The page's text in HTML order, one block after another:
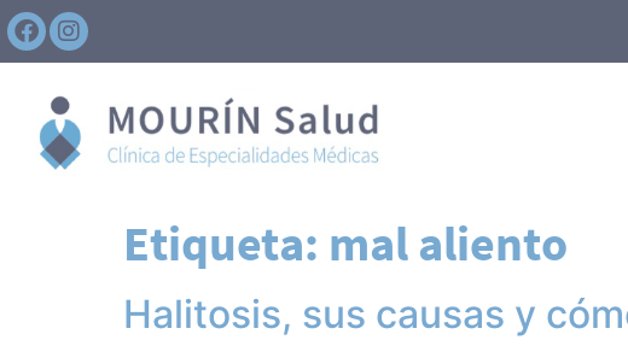
Etiqueta: mal aliento
Halitosis, sus causas y